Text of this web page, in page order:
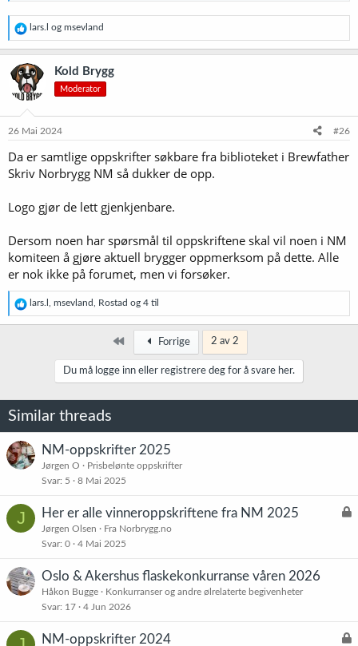
R
e
a
k
s
j
o
e
:
lars.l og msevland
Kold Brygg
Moderator
26 Mai 2024 #26
Da er samtlige oppskrifter søkbare fra biblioteket i Brewfather
Skriv Norbrygg NM så dukker de opp.
Logo gjør de lett gjenkjenbare.
Dersom noen har spørsmål til oppskriftene skal vil noen i NM
komiteen å gjøre aktuell brygger oppmerksom på dette. Alle
er nok ikke på forumet, men vi forsøker.
R
e
a
r
lars.l msevland Rostad og 4 til
Først Forrige 2 av 2
Du må logge inn eller registrere deg for å svare her.
Similar threads
NM-oppskrifter 2025
Jørgen O
Prisbelønte oppskrifter
Svar 5 8 Mai 2025
J
L
Her er alle vinneroppskriftene fra NM 2025
Jørgen Olsen
Fra Norbrygg.no
Svar 0 4 Mai 2025
Oslo & Akershus flaskekonkurranse våren 2026
Håkon Bugge
Konkurranser og andre ølrelaterte begivenheter
Svar 17 4 Jun 2026
L
NM-oppskrifter 2024